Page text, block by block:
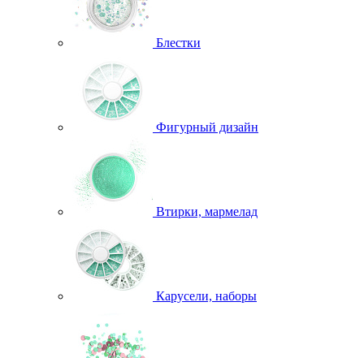
Блестки
Фигурный дизайн
Втирки, мармелад
Карусели, наборы